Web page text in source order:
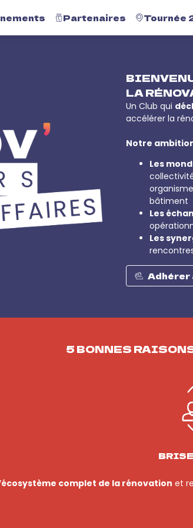
Partenaires Tournée
LA
Un Club qui
accélérer la
Notre
Les
bâtiment
Les
Les
Adhérer
5 BONNES
complet de la rénovation et